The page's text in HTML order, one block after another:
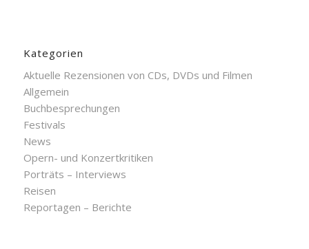
Kategorien
Aktuelle Rezensionen von CDs, DVDs und Filmen
Allgemein
Buchbesprechungen
Festivals
News
Opern- und Konzertkritiken
Porträts – Interviews
Reisen
Reportagen – Berichte